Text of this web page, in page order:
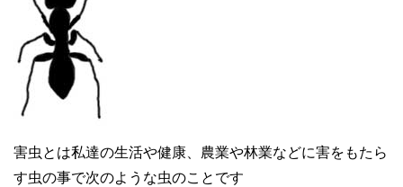
害虫とは私達の生活や健康、農業や林業などに害をもたら
す虫の事で次のような虫のことです